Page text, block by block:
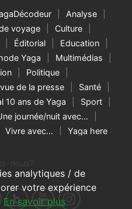
analytiques / de
votre expérience
En savoir plus
Analyse
voyage
Culture
Éditorial
Education
Yaga
Multimédias
Politique
de la presse
Santé
10 ans de Yaga
Sport
journée/nuit avec…
Vivre avec… Yaga here